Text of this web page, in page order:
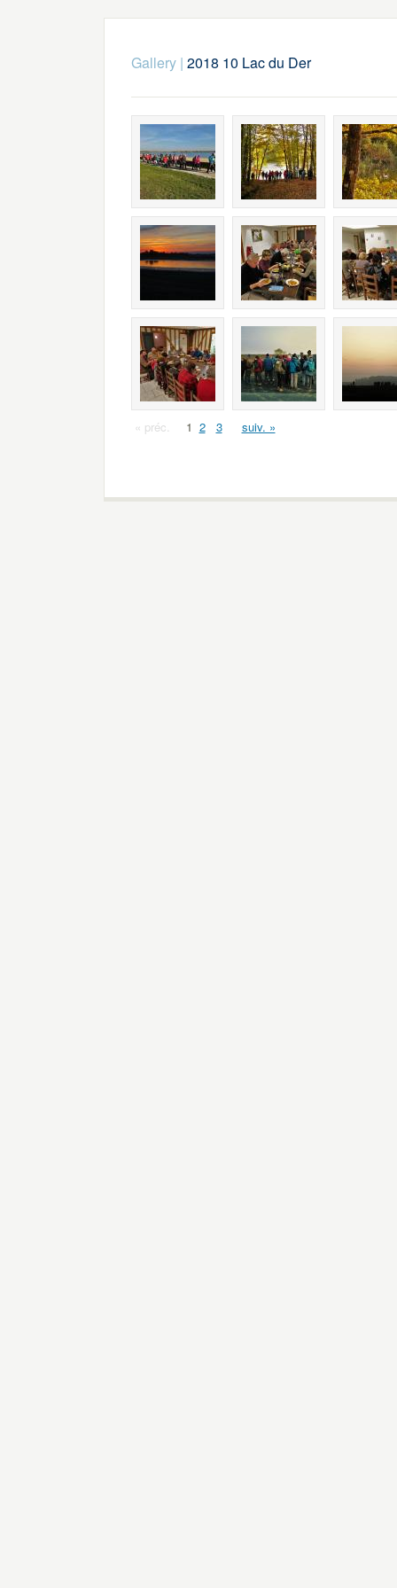
Gallery| 2018 10 Lac du Der
« préc. 1 2 3 suiv. »